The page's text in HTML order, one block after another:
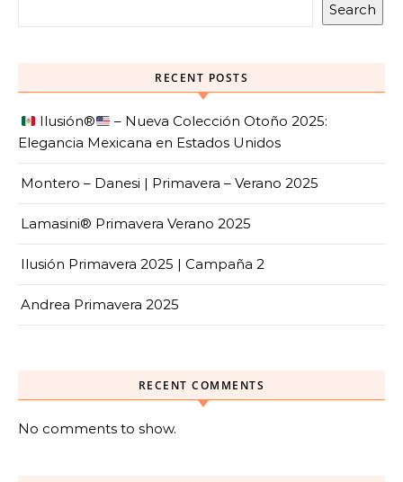
Search
RECENT POSTS
Ilusión®️
– Nueva Colección Otoño 2025:
Elegancia Mexicana en Estados Unidos
Montero – Danesi | Primavera – Verano 2025
Lamasini® Primavera Verano 2025
Ilusión Primavera 2025 | Campaña 2
Andrea Primavera 2025
RECENT COMMENTS
No comments to show.